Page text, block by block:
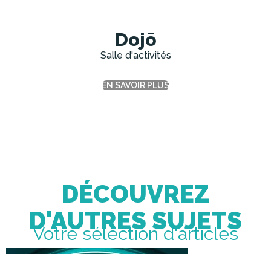
Dojō
Salle d'activités
EN SAVOIR PLUS
DÉCOUVREZ
D'AUTRES SUJETS
Votre sélection d'articles